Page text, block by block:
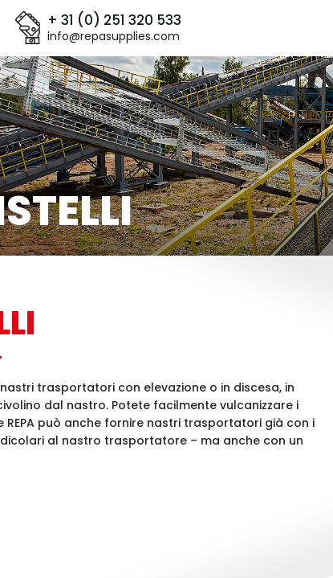
+ 31 (0) 251 320 533
info@repasupplies.com
trasportatori con elevazione o in discesa, in
dal nastro. Potete facilmente vulcanizzare i
può anche fornire nastri trasportatori già con i
al nastro trasportatore – ma anche con un